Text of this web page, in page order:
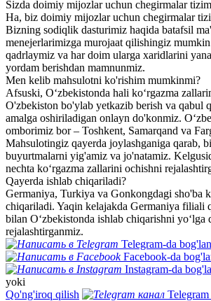
Sizda doimiy mijozlar uchun chegirmalar
Ha, biz doimiy mijozlar uchun chegirmalar
Bizning sodiqlik dasturimiz haqida batafsil
menejerlarimizga murojaat qilishingiz
qadrlaymiz va har doim ularga xaridlarini
yordam berishdan mamnunmiz.
Men kelib mahsulotni ko'rishim mumkinmi?
Afsuski, O‘zbekistonda hali ko‘rgazma
O'zbekiston bo'ylab yetkazib berish va qabul
amalga oshiriladigan onlayn do'konmiz.
omborimiz bor – Toshkent, Samarqand va
Mahsulotingiz qayerda joylashganiga qarab,
buyurtmalarni yig'amiz va jo'natamiz.
nechta ko‘rgazma zallarini ochishni
Qayerda ishlab chiqariladi?
Germaniya, Turkiya va Gonkongdagi sho'ba
chiqariladi. Yaqin kelajakda Germaniya filiali
bilan O‘zbekistonda ishlab chiqarishni yo‘lga
rejalashtirganmiz.
Telegram-da
Facebook-da
Instagram-da
yoki
Qo'ng'iroq qilish